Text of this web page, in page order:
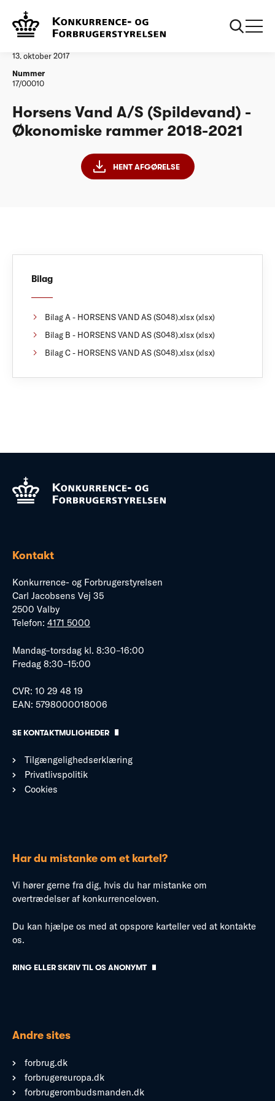
Vandtilsyn
13. oktober 2017
Nummer
17/00010
Horsens Vand A/S (Spildevand) -
Økonomiske rammer 2018-2021
HENT AFGØRELSE
Bilag
Bilag A - HORSENS VAND AS (S048).xlsx (xlsx)
Bilag B - HORSENS VAND AS (S048).xlsx (xlsx)
Bilag C - HORSENS VAND AS (S048).xlsx (xlsx)
Kontakt
Konkurrence- og Forbrugerstyrelsen
Carl Jacobsens Vej 35
2500 Valby
Telefon: 4171 5000
Mandag–torsdag kl. 8:30–16:00
Fredag 8:30–15:00
CVR: 10 29 48 19
EAN: 5798000018006
SE KONTAKTMULIGHEDER
Tilgængelighedserklæring
Privatlivspolitik
Cookies
Har du mistanke om et kartel?
Vi hører gerne fra dig, hvis du har mistanke om
overtrædelser af konkurrenceloven.
Du kan hjælpe os med at opspore karteller ved at kontakte
os.
RING ELLER SKRIV TIL OS ANONYMT
Andre sites
forbrug.dk
forbrugereuropa.dk
forbrugerombudsmanden.dk